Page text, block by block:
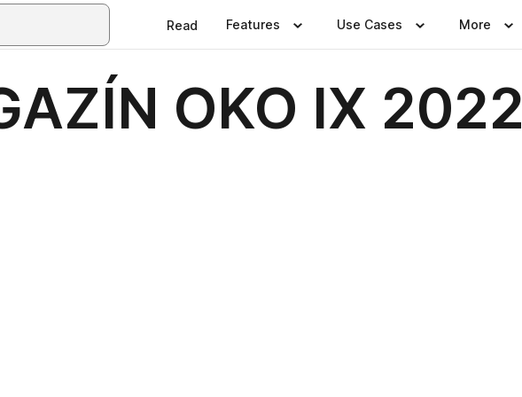
Read Features Use Cases More
OKO IX 2022